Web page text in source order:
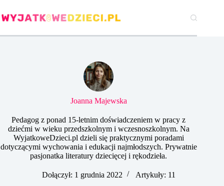
do
treści
Joanna Majewska
Pedagog z ponad 15-letnim doświadczeniem w pracy z
dziećmi w wieku przedszkolnym i wczesnoszkolnym. Na
WyjatkoweDzieci.pl dzieli się praktycznymi poradami
dotyczącymi wychowania i edukacji najmłodszych. Prywatnie
pasjonatka literatury dziecięcej i rękodzieła.
Dołączył: 1 grudnia 2022 Artykuły: 11